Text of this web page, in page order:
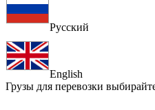
Русский
English
Грузы для перевозки